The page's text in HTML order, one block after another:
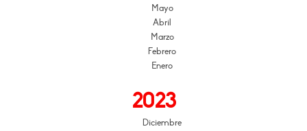
Mayo
Abril
Marzo
Febrero
Enero
2023
Diciembre